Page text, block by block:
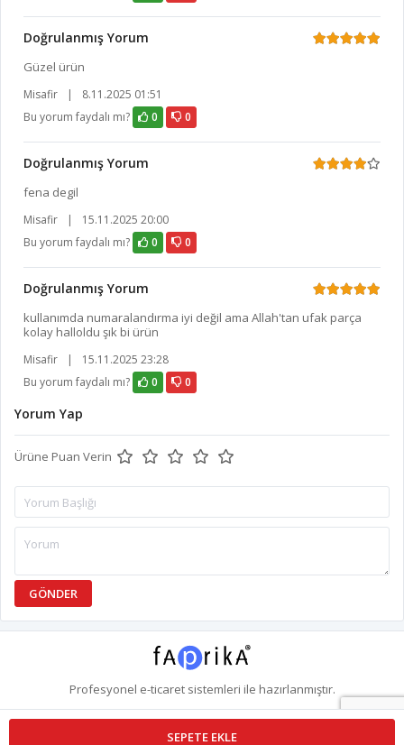
SEPETE EKLE
Doğrulanmış Yorum
Güzel ürün
Misafir |
8.11.2025 01:51
Bu yorum faydalı mı?
0 0
Doğrulanmış Yorum
fena degil
Misafir |
15.11.2025 20:00
Bu yorum faydalı mı?
0 0
Doğrulanmış Yorum
kullanımda numaralandırma iyi değil ama Allah'tan ufak parça
kolay halloldu şık bi ürün
Misafir |
15.11.2025 23:28
Bu yorum faydalı mı?
0 0
Yorum Yap
Ürüne Puan Verin
GÖNDER
Profesyonel e-ticaretsistemleri ile hazırlanmıştır.